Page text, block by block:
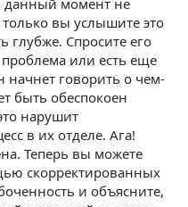
данный момент не
вы услышите это
глубже. Спросите его
или есть еще
начнет говорить о чем-
быть обеспокоен
нарушит
в их отделе. Ага!
Теперь вы можете
скорректированных
и объясните,